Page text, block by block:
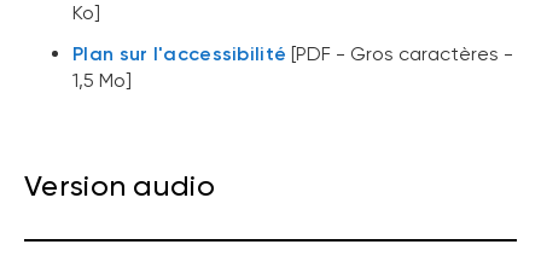
Ko]
Plan sur l'accessibilité [PDF - Gros caractères -
1,5 Mo]
Version audio